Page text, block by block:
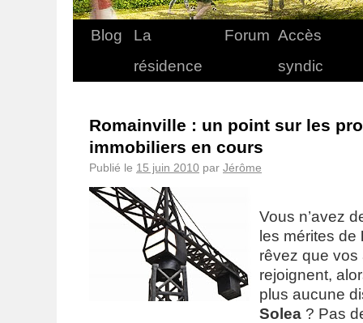
Blog
La
résidence
Forum Accès
syndic
Romainville : un point sur les
immobiliers en cours
Publié le 15 juin 2010 par Jérôme
Vous n’avez
les mérites de
rêvez que vos
rejoignent,
plus aucune
Solea ? Pas